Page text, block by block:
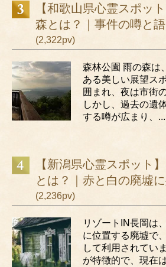
【和歌山県心霊スポッ
森とは？｜事件の噂と
(2,322pv)
森林公園 雨の森は
ある美しい展望ス
囲まれ、夜は市街
しかし、過去の遺
する噂が広まり、...
【新潟県心霊スポット
とは？｜赤と白の廃墟
(2,236pv)
リゾートIN長岡は
に位置する廃墟で
して利用されてい
が特徴的で、現在